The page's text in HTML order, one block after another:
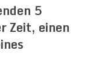
5
Zeit, einen